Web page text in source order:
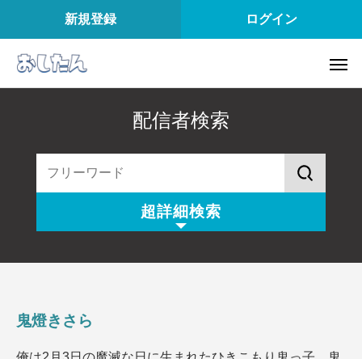
新規登録 ログイン
配信者検索
超詳細検索
配信内容
鬼燈きさら